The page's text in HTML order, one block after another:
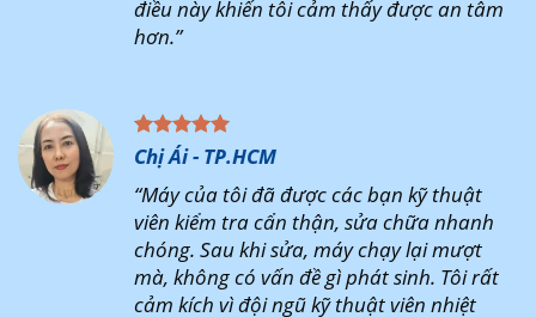
điều này khiến tôi cảm thấy được an tâm
hơn.”
Chị Ái - TP.HCM
“Máy của tôi đã được các bạn kỹ thuật
viên kiểm tra cẩn thận, sửa chữa nhanh
chóng. Sau khi sửa, máy chạy lại mượt
mà, không có vấn đề gì phát sinh. Tôi rất
cảm kích vì đội ngũ kỹ thuật viên nhiệt